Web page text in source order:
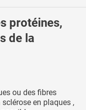
protéines,
de la
ou des fibres
en plaques ,